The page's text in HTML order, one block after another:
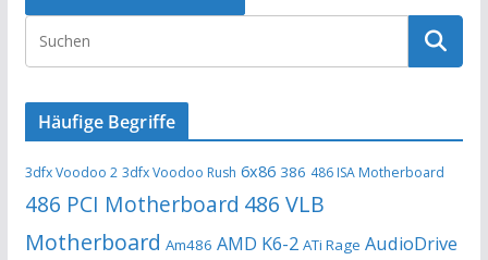
Häufige Begriffe
3dfx Voodoo 2 3dfx Voodoo Rush 6x86 386 486 ISA Motherboard
486 PCI Motherboard 486 VLB
Motherboard Am486 AMD K6-2 ATi Rage AudioDrive